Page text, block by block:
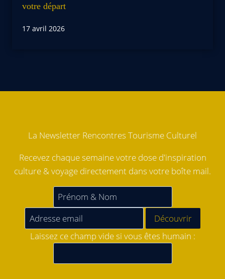
votre départ
17 avril 2026
La Newsletter Rencontres Tourisme Culturel
Recevez chaque semaine votre dose d'inspiration
culture & voyage directement dans votre boîte mail.
Laissez ce champ vide si vous êtes humain :